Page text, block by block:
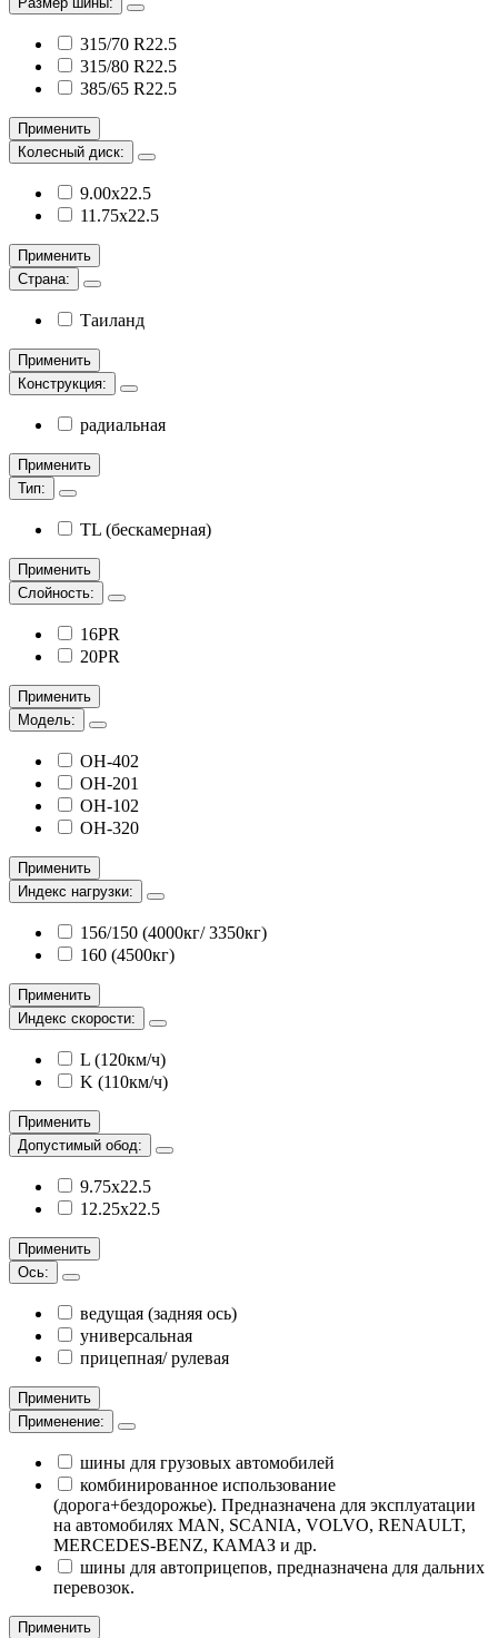
315/70 R22.5
315/80 R22.5
385/65 R22.5
Применить
Колесный диск:
9.00х22.5
11.75х22.5
Применить
Страна:
Таиланд
Применить
Конструкция:
радиальная
Применить
Тип:
TL (бескамерная)
Применить
Слойность:
16PR
20PR
Применить
Модель:
OH-402
OH-201
OH-102
OH-320
Применить
Индекс нагрузки:
156/150 (4000кг/ 3350кг)
160 (4500кг)
Применить
Индекс скорости:
L (120км/ч)
K (110км/ч)
Применить
Допустимый обод:
9.75х22.5
12.25х22.5
Применить
Ось:
ведущая (задняя ось)
универсальная
прицепная/ рулевая
Применить
Применение:
шины для грузовых автомобилей
комбинированное использование
(дорога+бездорожье). Предназначена для эксплуатации
на автомобилях MAN, SCANIA, VOLVO, RENAULT,
MERCEDES-BENZ, КАМАЗ и др.
шины для автоприцепов, предназначена для дальних
перевозок.
Применить